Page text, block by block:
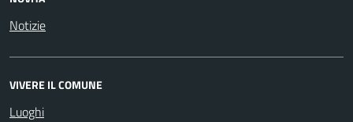
Notizie
VIVERE IL COMUNE
Luoghi